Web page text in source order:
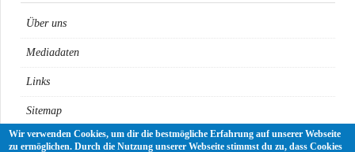
Über uns
Mediadaten
Links
Sitemap
Impressum
Wir verwenden Cookies, um dir die bestmögliche Erfahrung auf unserer Webseite
zu ermöglichen. Durch die Nutzung unserer Webseite stimmst du zu, dass Cookies